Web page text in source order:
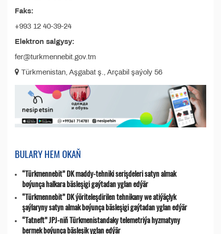
Faks:
+993 12 40-39-24
Elektron salgysy:
fer@turkmennebit.gov.tm
Türkmenistan, Aşgabat ş., Arçabil şaýoly 56
BULARY HEM OKAŇ
“Türkmennebit” DK maddy-tehniki serişdeleri satyn almak
boýunça halkara bäsleşigi gaýtadan yglan edýär
“Türkmennebit” DK ýöriteleşdirilen tehnikany we atiýäçlyk
şaýlaryny satyn almak boýunça bäsleşigi gaýtadan yglan edýär
“Tatneft” JPJ-niň Türkmenistandaky telemetriýa hyzmatyny
bermek boýunça bäsleşik yglan edýär